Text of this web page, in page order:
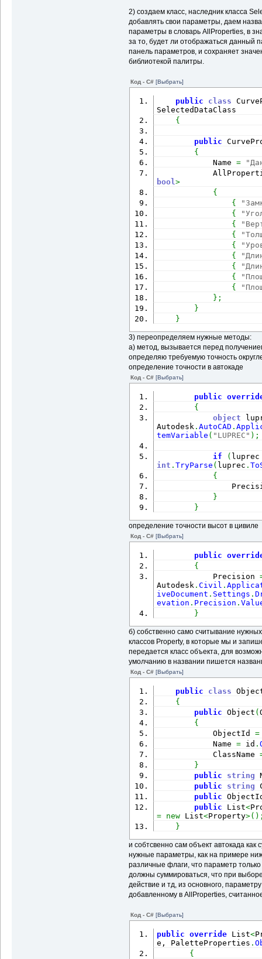
return
}
/// <summary>
/// список
панели
/// </summary>
get; set
/// проверяет,
параметров
public
bool
{
if
AllProperties . Values.
true;
return
2) создаем класс, наследник класса
добавлять свои параметры, даем
параметры в словарь AllProperties, в
за то, будет ли отображаться данный
панель параметров, и сохраняет
библиотекой палитры.
Код - C# [Выбрать]
public class
SelectedDataClass
{
public
{
Name =
bool>
{
{
{
{
{
{
{
{
{
{
} ;
}
}
3) переопределяем нужные методы:
а) метод, вызывается перед
определяю требуемую точность
определение точности в автокаде
Код - C# [Выбрать]
public
{
object
Autodesk .AutoCAD .
temVariable ( "LUPREC" ) ;
if (
int .TryParse ( luprec .
{
}
}
определение точности высот в цивиле
Код - C# [Выбрать]
public
{
Preсision
Autodesk .Civil .
iveDocument . Settings .
evation . Precision .
}
б) собственно само считывание
классов Property, в которые мы и
передается класс объекта, для
умолчанию в названии пишется
Код - C# [Выбрать]
public class
{
public Object (
{
ObjectId =
Name = id .
ClassName
}
public
string
public
string
public
public List<
= new List<Property>( )
}
и собтсвенно сам объект автокада
нужные параметры, как на примере
различные флаги, что параметр
должны суммироваться, что при
действие и тд, из основного,
добавленному в AllProperties,
Код - C# [Выбрать]
public override List<
e, PaletteProperties .
{